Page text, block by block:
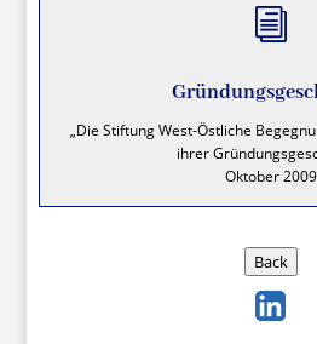
i
„Die Stiftung West-Östliche
ihrer
Oktober 2009
Back